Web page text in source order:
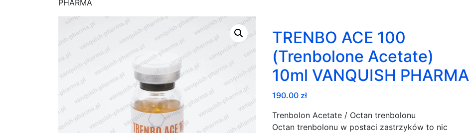
PHARMA
TRENBO ACE 100
(Trenbolone Acetate)
10ml VANQUISH PHARMA
190.00 zł
Trenbolon Acetate / Octan trenbolonu
Octan trenbolonu w postaci zastrzyków to nic